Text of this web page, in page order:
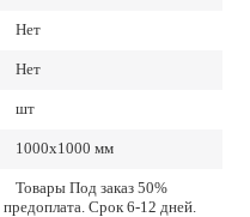
Нет
Нет
шт
1000х1000 мм
Товары Под заказ 50%
предоплата. Срок 6-12 дней.